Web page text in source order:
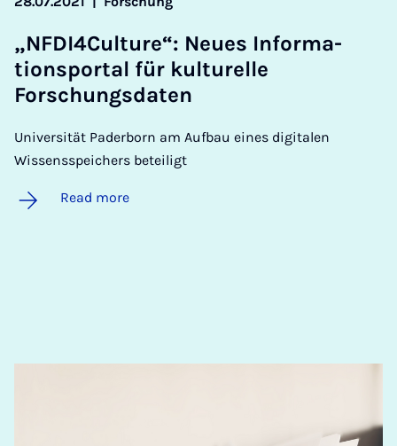
„N­F­DI4­Cul­ture“: Neues In­form­a­
tion­s­portal für kul­turelle
Forschungs­daten
Universität Paderborn am Aufbau eines digitalen
Wissensspeichers beteiligt
Read more